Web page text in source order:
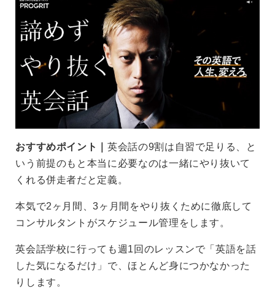
おすすめポイント｜英会話の9割は自習で足りる、と
いう前提のもと本当に必要なのは一緒にやり抜いて
くれる併走者だと定義。
本気で2ヶ月間、3ヶ月間をやり抜くために徹底して
コンサルタントがスケジュール管理をします。
英会話学校に行っても週1回のレッスンで「英語を話
した気になるだけ」で、ほとんど身につかなかった
りします。